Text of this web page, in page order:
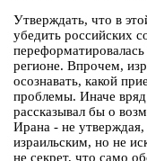
Утверждать, что в
убедить российских
регионе. Впрочем,
осознавать, какой
проблемы. Иначе
рассказывал бы о
Ирана - не утверждая,
израильским, но не
не секрет, что само